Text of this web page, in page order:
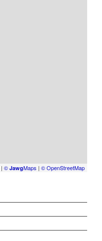
| © JawgMaps | © OpenStreetMap